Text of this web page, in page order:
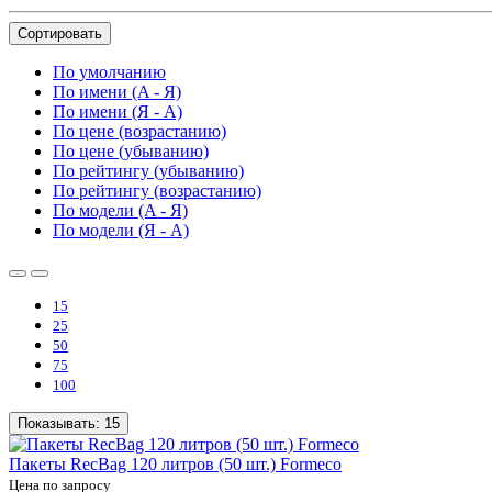
Сортировать
По умолчанию
По имени (A - Я)
По имени (Я - A)
По цене (возрастанию)
По цене (убыванию)
По рейтингу (убыванию)
По рейтингу (возрастанию)
По модели (A - Я)
По модели (Я - A)
15
25
50
75
100
Показывать: 15
Пакеты RecBag 120 литров (50 шт.) Formeco
Цена по запросу